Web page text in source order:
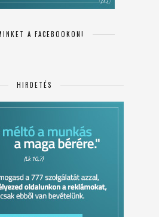
A FACEBOOKON!
HIRDETÉS